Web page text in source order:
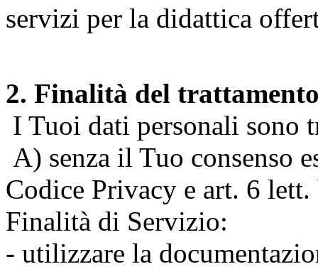
servizi per la didattica
2. Finalità del
I Tuoi dati personali sono
A) senza il Tuo consenso
Codice Privacy e art. 6
Finalità di Servizio:
- utilizzare la